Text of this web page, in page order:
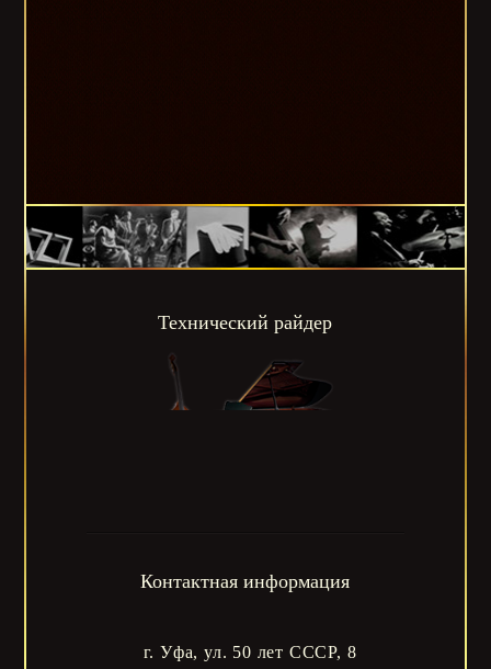
Технический райдер
Контактная информация
г. Уфа, ул. 50 лет СССР, 8